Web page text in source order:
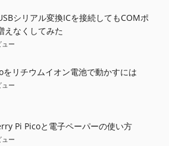
シリアル変換ICを接続してもCOMポ
えなくしてみた
ュー
リチウムイオン電池で動かすには
ュー
Pi Picoと電子ペーパーの使い方
ュー